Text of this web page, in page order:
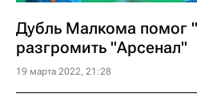
Дубль Малкома помог
разгромить "Арсенал"
19 марта 2022, 21:28